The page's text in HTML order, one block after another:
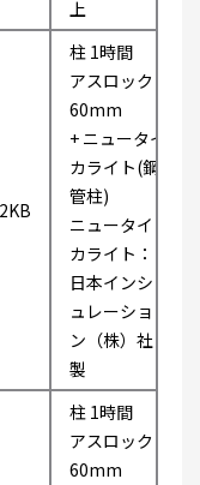
上
柱 1時間
アスロック
60mm
+ ニュータイ
カライト(鋼
管柱)
ニュータイ
カライト：
日本インシ
ュレーショ
ン（株）社
製
柱 1時間
アスロック
60mm